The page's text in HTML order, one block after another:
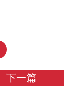
下一篇